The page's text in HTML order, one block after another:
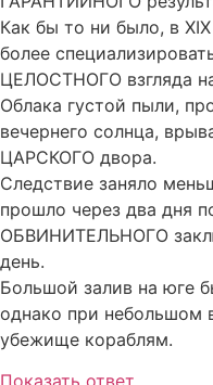
Как бы то ни было, в
более
ЦЕЛОСТНОГО взгляда
Облака густой пыли,
вечернего солнца,
ЦАРСКОГО двора.
Следствие заняло
прошло через два дня
ОБВИНИТЕЛЬНОГО
день.
Большой залив на юге
однако при
убежище кораблям.